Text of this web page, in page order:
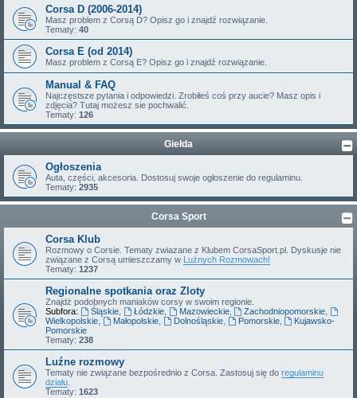
Corsa D (2006-2014)
Masz problem z Corsą D? Opisz go i znajdź rozwiązanie.
Tematy: 40
Corsa E (od 2014)
Masz problem z Corsą E? Opisz go i znajdź rozwiązanie.
Manual & FAQ
Najczęstsze pytania i odpowiedzi. Zrobiłeś coś przy aucie? Masz opis i
zdjęcia? Tutaj możesz sie pochwalić.
Tematy: 126
Giełda
Ogłoszenia
Auta, części, akcesoria. Dostosuj swoje ogłoszenie do regulaminu.
Tematy: 2935
Corsa Sport
Corsa Klub
Rozmowy o Corsie. Tematy zwiazane z Klubem CorsaSport.pl. Dyskusje nie
związane z Corsą umieszczamy w Luźnych Rozmowach!
Tematy: 1237
Regionalne spotkania oraz Zloty
Znajdż podobnych maniaków corsy w swoim regionie.
Subfora:
Śląskie, Łódzkie, Mazowieckie, Zachodniopomorskie
Wielkopolskie
Małopolskie, Dolnośląskie, Pomorskie,
Kujawsko-
Pomorskie
Tematy: 238
Luźne rozmowy
Tematy nie związane bezpośrednio z Corsa. Zastosuj się do regulaminu
działu
Tematy: 1623